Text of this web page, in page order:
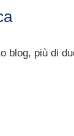
blog, più di